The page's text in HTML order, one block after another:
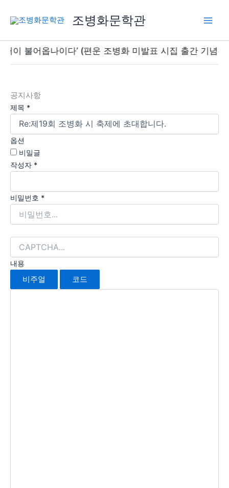
로
조병화문학관
이 불어옵나이다’ (편운 조병화 미발표 시집 출간 기
공지사항
제목 *
옵션
비밀글
작성자 *
비밀번호 *
내용
비주얼 코드